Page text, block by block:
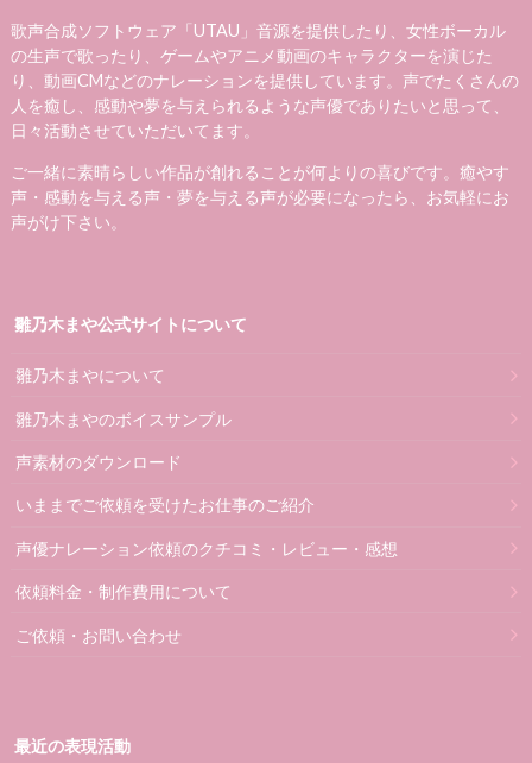
歌声合成ソフトウェア「UTAU」音源を提供したり、女性ボーカル
の生声で歌ったり、ゲームやアニメ動画のキャラクターを演じた
り、動画CMなどのナレーションを提供しています。声でたくさんの
人を癒し、感動や夢を与えられるような声優でありたいと思って、
日々活動させていただいてます。
ご一緒に素晴らしい作品が創れることが何よりの喜びです。癒やす
声・感動を与える声・夢を与える声が必要になったら、お気軽にお
声がけ下さい。
雛乃木まや公式サイトについて
雛乃木まやについて
雛乃木まやのボイスサンプル
声素材のダウンロード
いままでご依頼を受けたお仕事のご紹介
声優ナレーション依頼のクチコミ・レビュー・感想
依頼料金・制作費用について
ご依頼・お問い合わせ
最近の表現活動